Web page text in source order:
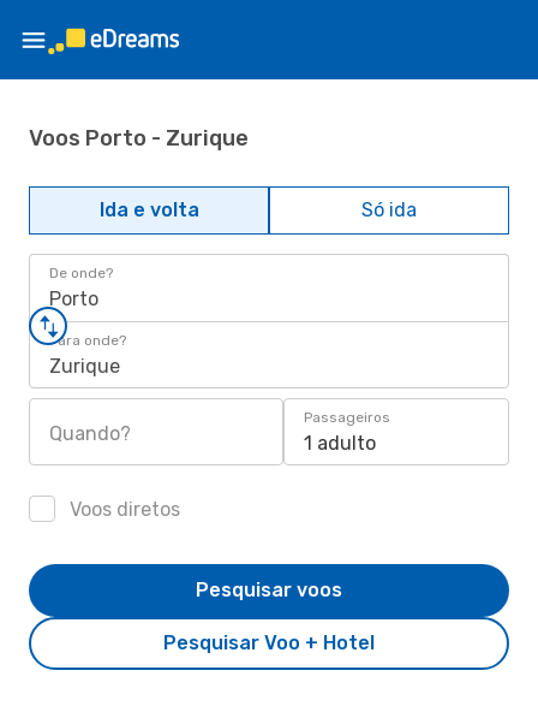
Voos Porto - Zurique
Ida e volta Só ida
De onde?
Porto
Para onde?
Zurique
Quando?
Passageiros
1 adulto
Voos diretos
Pesquisar Voo + Hotel
Pesquisar voos